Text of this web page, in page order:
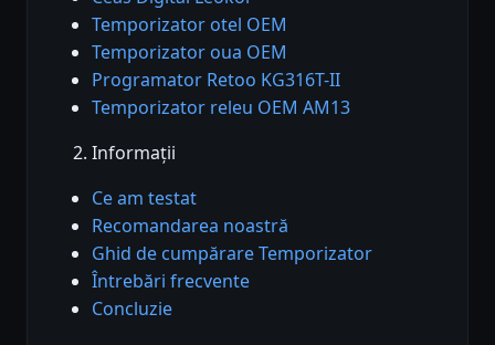
Temporizator otel OEM
Temporizator oua OEM
Programator Retoo KG316T-II
Temporizator releu OEM AM13
Informații
Ce am testat
Recomandarea noastră
Ghid de cumpărare Temporizator
Întrebări frecvente
Concluzie